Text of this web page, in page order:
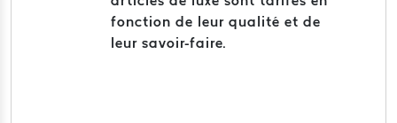
fonction de leur qualité et de
leur savoir-faire.